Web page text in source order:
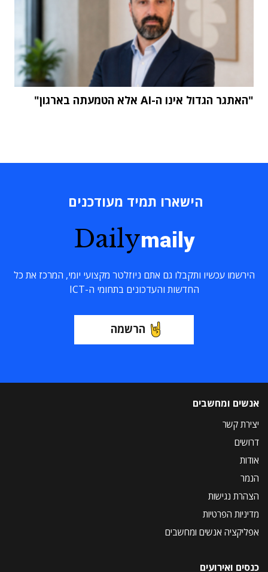
"האתגר הגדול אינו ה-AI אלא הטמעתה בארגון"
הישארו תמיד מעודכנים
Dailymaily
הירשמו עכשיו ותקבלו גם אתם ניוזלטר מקצועי יומי, המרכז את כל
החדשות והעדכונים בתחומי ה-ICT
הרשמה
אנשים ומחשבים
יצירת קשר
דרושים
אודות
הנמר
הצהרת נגישות
מדיניות הפרטיות
אפליקציה אנשים ומחשבים
כנסים ואירועים